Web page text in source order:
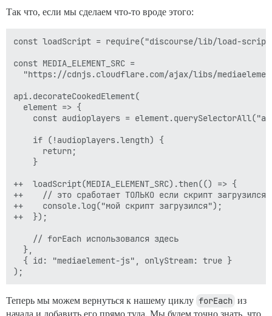
Так что, если мы сделаем что-то вроде этого:
const loadScript = require("discourse/lib/load-
const MEDIA_ELEMENT_SRC =
"https://cdnjs.cloudflare.com/ajax/libs/
api.decorateCookedElement(
  element => {
const audioplayers =
    if (!audioplayers.length) {
      return;
    }
++  loadScript(MEDIA_ELEMENT_SRC).then(() => {
++    // это сработает ТОЛЬКО если скрипт загрузился
++    console.log("мой скрипт загрузился");
++  });
    // forEach использовался здесь
  },
  { id: "mediaelement-js", onlyStream: true }
Теперь мы можем вернуться к нашему циклу forEach из
начала и добавить его прямо туда. Мы будем точно знать, что